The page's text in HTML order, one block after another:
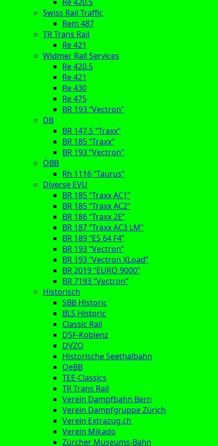
Swiss Rail Traffic
Rem 487
TR Trans Rail
Re 421
Widmer Rail Services
Re 420.5
Re 421
Re 430
Re 475
BR 193 “Vectron”
DB
BR 147.5 “Traxx”
BR 185 “Traxx”
BR 193 “Vectron”
ÖBB
Rh 1116 “Taurus”
Diverse EVU
BR 185 “Traxx AC1”
BR 185 “Traxx AC2”
BR 186 “Traxx 2E”
BR 187 “Traxx AC3 LM”
BR 189 “ES 64 F4”
BR 193 “Vectron”
BR 193 “Vectron XLoad”
BR 2019 “EURO 9000”
BR 7193 “Vectron”
Historisch
SBB Historic
BLS Historic
Classic Rail
DSF-Koblenz
DVZO
Historische Seethalbahn
OeBB
TEE-Classics
TR Trans Rail
Verein Dampfbahn Bern
Verein Dampfgruppe Zürich
Verein Extrazug.ch
Verein Mikado
Zürcher Museums-Bahn